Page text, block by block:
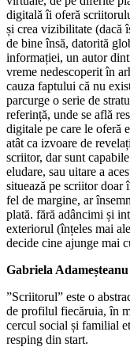
digitală îi oferă
și crea vizibilitate (dacă
de bine însă, datorită
informației, un autor
vreme nedescoperit în
cauza faptului că nu
parcurge o serie de
referință, unde se află
digitale pe care le oferă
atât ca izvoare de
scriitor, dar sunt
eludare, sau uitare a
situează pe scriitor doar
fel de margine, ar
plată. fără adâncimi și
exteriorul (înțeles mai
decide cine ajunge mai
Gabriela Adameșteanu
”Scriitorul” este o
de profilul fiecăruia, în
cercul social și familial
resping din start.